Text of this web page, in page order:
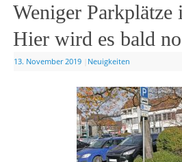
Weniger Parkplätze
Hier wird es bald
13. November 2019 Neuigkeiten